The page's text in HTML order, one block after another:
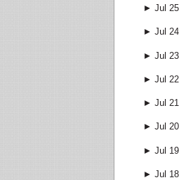
►Jul 25
►Jul 24
►Jul 23
►Jul 22
►Jul 21
►Jul 20
►Jul 19
►Jul 18